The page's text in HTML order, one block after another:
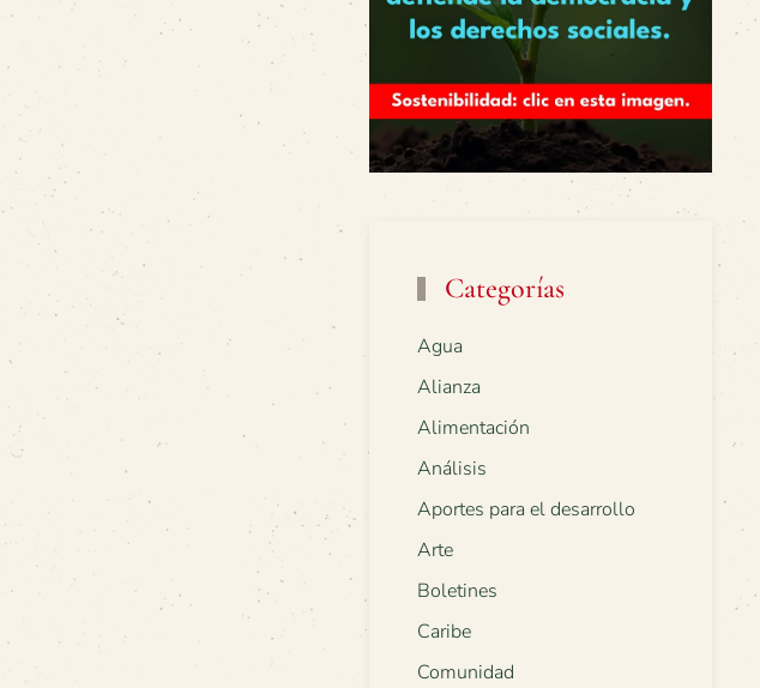
Categorías
Agua
Alianza
Alimentación
Análisis
Aportes para el desarrollo
Arte
Boletines
Caribe
Comunidad